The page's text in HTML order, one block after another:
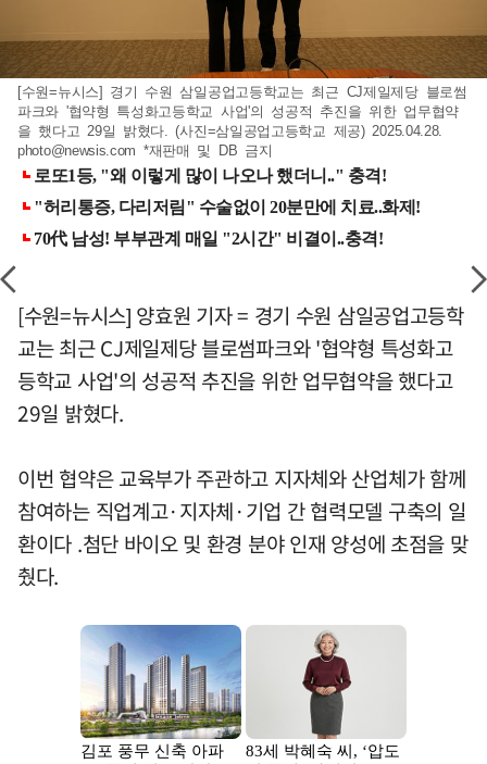
[수원=뉴시스] 경기 수원 삼일공업고등학교는 최근 CJ제일제당 블로썸
파크와 '협약형 특성화고등학교 사업'의 성공적 추진을 위한 업무협약
을 했다고 29일 밝혔다. (사진=삼일공업고등학교 제공) 2025.04.28.
photo@newsis.com *재판매 및 DB 금지
[수원=뉴시스] 양효원 기자 = 경기 수원 삼일공업고등학
교는 최근 CJ제일제당 블로썸파크와 '협약형 특성화고
등학교 사업'의 성공적 추진을 위한 업무협약을 했다고
29일 밝혔다.
이번 협약은 교육부가 주관하고 지자체와 산업체가 함께
참여하는 직업계고·지자체·기업 간 협력모델 구축의 일
환이다 .첨단 바이오 및 환경 분야 인재 양성에 초점을 맞
췄다.